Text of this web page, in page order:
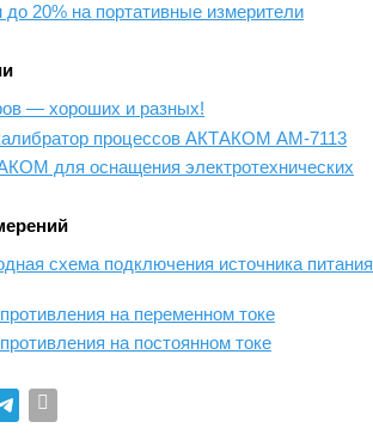
20% на портативные измерители
— хороших и разных!
процессов АКТАКОМ АМ-7113
для оснащения электротехнических
схема подключения источника питания
на переменном токе
на постоянном токе